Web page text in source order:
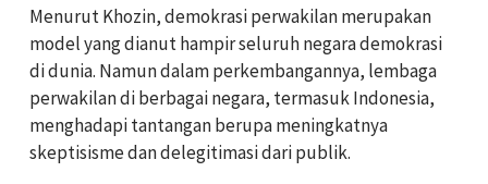
Menurut Khozin, demokrasi perwakilan merupakan
model yang dianut hampir seluruh negara demokrasi
di dunia. Namun dalam perkembangannya, lembaga
perwakilan di berbagai negara, termasuk Indonesia,
menghadapi tantangan berupa meningkatnya
skeptisisme dan delegitimasi dari publik.